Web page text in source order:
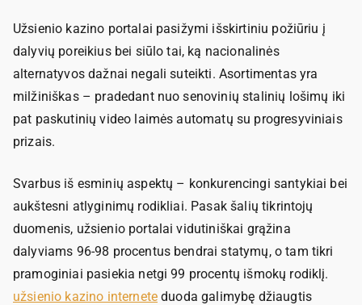
Užsienio kazino portalai pasižymi išskirtiniu požiūriu į
dalyvių poreikius bei siūlo tai, ką nacionalinės
alternatyvos dažnai negali suteikti. Asortimentas yra
milžiniškas – pradedant nuo senovinių stalinių lošimų iki
pat paskutinių video laimės automatų su progresyviniais
prizais.
Svarbus iš esminių aspektų – konkurencingi santykiai bei
aukštesni atlyginimų rodikliai. Pasak šalių tikrintojų
duomenis, užsienio portalai vidutiniškai grąžina
dalyviams 96-98 procentus bendrai statymų, o tam tikri
pramoginiai pasiekia netgi 99 procentų išmokų rodiklį.
užsienio kazino internete duoda galimybę džiaugtis